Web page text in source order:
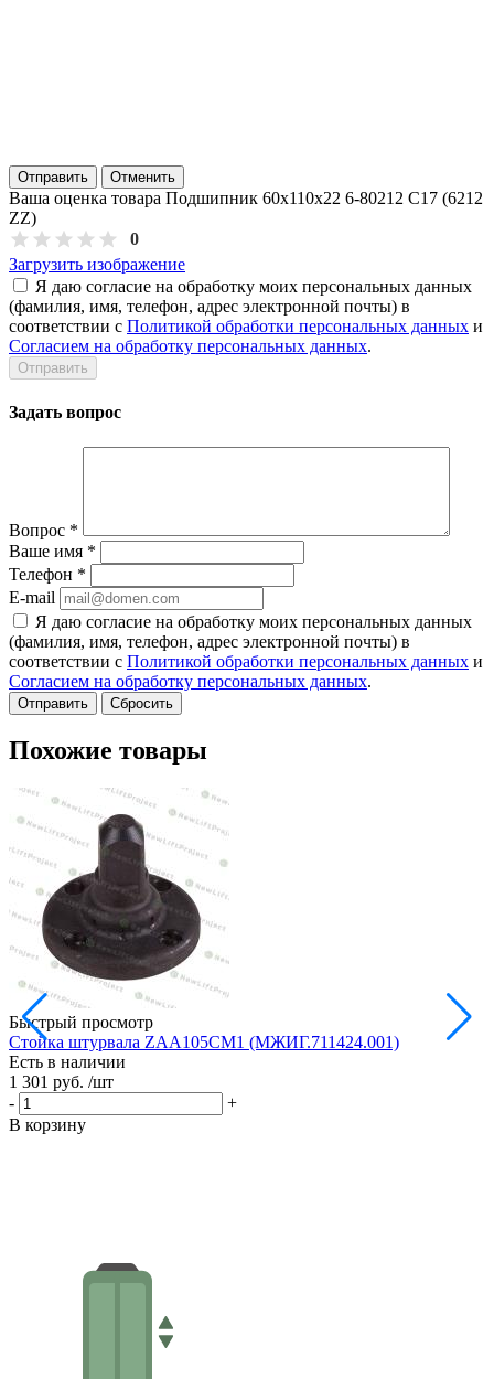
Отправить Отменить
Ваша оценка товара Подшипник 60х110х22 6-80212 С17 (6212
ZZ)
0
Загрузить изображение
Я даю согласие на обработку моих персональных данных
(фамилия, имя, телефон, адрес электронной почты) в
соответствии с Политикой обработки персональных данных и
Согласием на обработку персональных данных.
Задать вопрос
Вопрос *
Ваше имя *
Телефон *
E-mail
Я даю согласие на обработку моих персональных данных
(фамилия, имя, телефон, адрес электронной почты) в
соответствии с Политикой обработки персональных данных и
Согласием на обработку персональных данных.
Сбросить
Похожие товары
Быстрый просмотр
Стойка штурвала ZAA105CM1 (МЖИГ.711424.001)
Есть в наличии
1 301 руб. /шт
-
+
В корзину